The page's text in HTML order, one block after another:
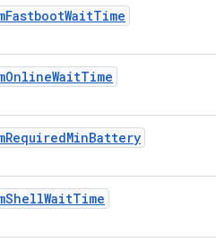
FastbootWaitTime
OnlineWaitTime
RequiredMinBattery
ShellWaitTime